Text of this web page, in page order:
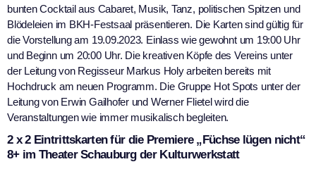
bunten Cocktail aus Cabaret, Musik, Tanz, politischen Spitzen und
Blödeleien im BKH-Festsaal präsentieren. Die Karten sind gültig für
die Vorstellung am 19.09.2023. Einlass wie gewohnt um 19:00 Uhr
und Beginn um 20:00 Uhr. Die kreativen Köpfe des Vereins unter
der Leitung von Regisseur Markus Holy arbeiten bereits mit
Hochdruck am neuen Programm. Die Gruppe Hot Spots unter der
Leitung von Erwin Gailhofer und Werner Flietel wird die
Veranstaltungen wie immer musikalisch begleiten.
2 x 2 Eintrittskarten für die Premiere „Füchse lügen nicht“
8+ im Theater Schauburg der Kulturwerkstatt